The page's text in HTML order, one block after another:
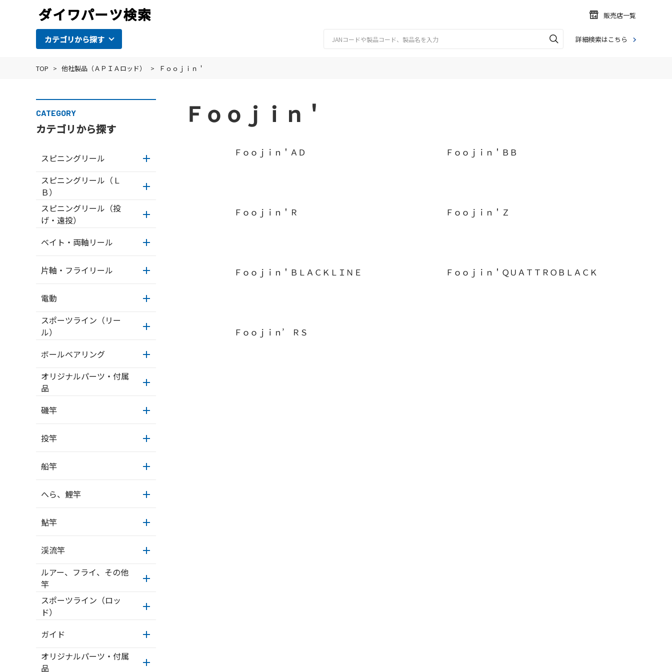
販売店一覧
カテゴリから探す 詳細検索はこちら
TOP > 他社製品（ＡＰＩＡロッド） > Ｆｏｏｊｉｎ＇
CATEGORY
カテゴリから探す
スピニングリール
スピニングリール（Ｌ
Ｂ）
スピニングリール（投
げ・遠投）
ベイト・両軸リール
片軸・フライリール
電動
スポーツライン（リー
ル）
ボールベアリング
オリジナルパーツ・付属
品
磯竿
投竿
船竿
へら、鯉竿
鮎竿
渓流竿
ルアー、フライ、その他
竿
スポーツライン（ロッ
ド）
ガイド
オリジナルパーツ・付属
品
Ｆｏｏｊｉｎ＇
Ｆｏｏｊｉｎ＇ＡＤ Ｆｏｏｊｉｎ＇ＢＢ
Ｆｏｏｊｉｎ＇Ｒ Ｆｏｏｊｉｎ＇Ｚ
Ｆｏｏｊｉｎ＇ＢＬＡＣＫＬＩＮＥ Ｆｏｏｊｉｎ＇ＱＵＡＴＴＲＯＢＬＡＣＫ
Ｆｏｏｊｉｎ’ ＲＳ